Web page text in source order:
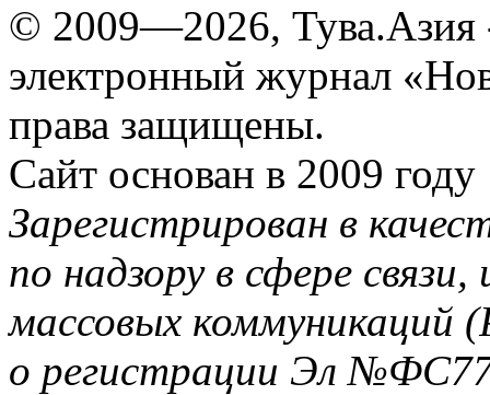
© 2009—2026, Тува.Азия
электронный журнал
права защищены.
Сайт основан в 2009 году
Зарегистрирован в
по надзору в сфере
массовых коммуникаций
о регистрации Эл